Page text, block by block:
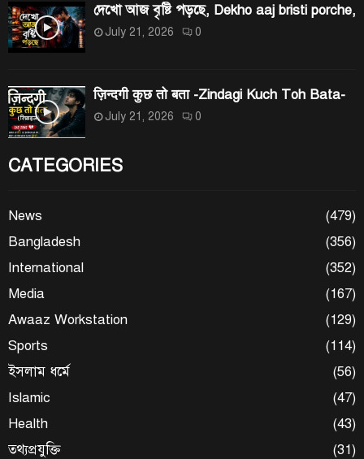
দেখো আজ বৃষ্টি পড়ছে, Dekho aaj bristi porche,
July 21, 2026 0
ज़िन्दगी कुछ तो बता -Zindagi Kuch Toh Bata-
July 21, 2026 0
CATEGORIES
News
(479)
Bangladesh
(356)
International
(352)
Media
(167)
Awaaz Workstation
(129)
Sports
(114)
ইসলাম ধর্মে
(56)
Islamic
(47)
Health
(43)
তথ্যপ্রযুক্তি
(31)